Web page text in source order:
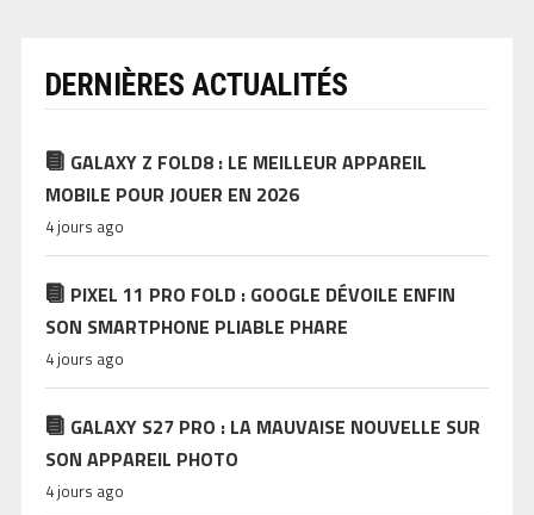
DERNIÈRES ACTUALITÉS
GALAXY Z FOLD8 : LE MEILLEUR APPAREIL
MOBILE POUR JOUER EN 2026
4 jours ago
PIXEL 11 PRO FOLD : GOOGLE DÉVOILE ENFIN
SON SMARTPHONE PLIABLE PHARE
4 jours ago
GALAXY S27 PRO : LA MAUVAISE NOUVELLE SUR
SON APPAREIL PHOTO
4 jours ago